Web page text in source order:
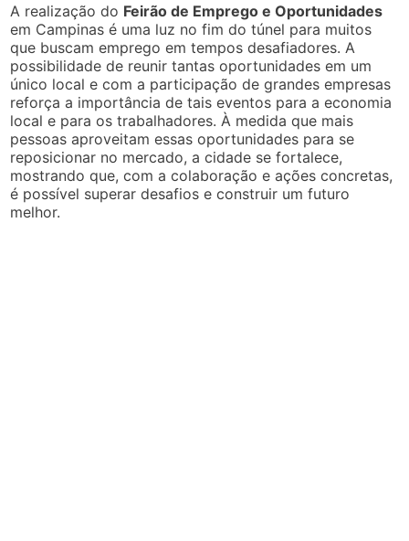
A realização do Feirão de Emprego e Oportunidades
em Campinas é uma luz no fim do túnel para muitos
que buscam emprego em tempos desafiadores. A
possibilidade de reunir tantas oportunidades em um
único local e com a participação de grandes empresas
reforça a importância de tais eventos para a economia
local e para os trabalhadores. À medida que mais
pessoas aproveitam essas oportunidades para se
reposicionar no mercado, a cidade se fortalece,
mostrando que, com a colaboração e ações concretas,
é possível superar desafios e construir um futuro
melhor.